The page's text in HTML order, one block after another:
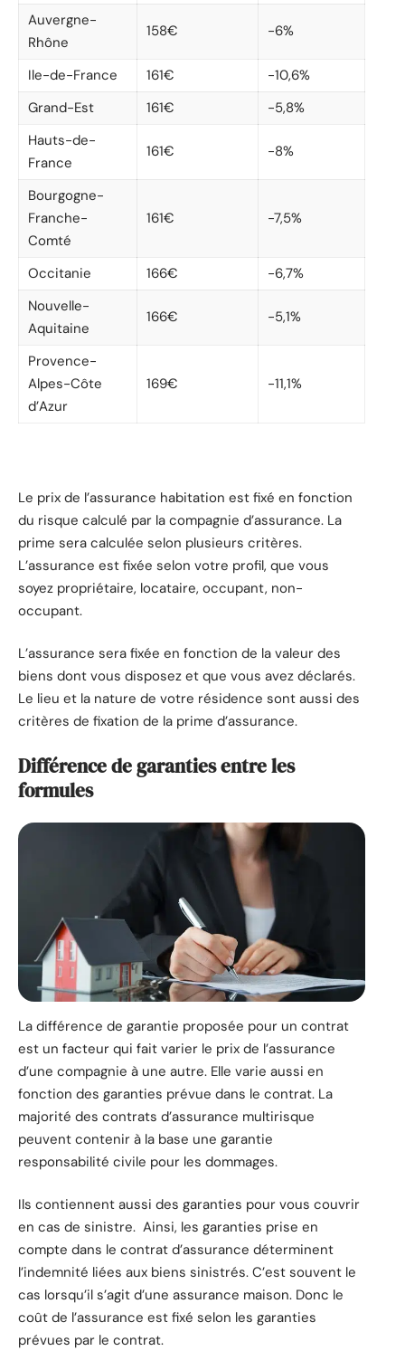
Auvergne-
Rhône
158€ -6%
Ile-de-France 161€
-10,6%
Grand-Est
161€
-5,8%
Hauts-de-
France
161€ -8%
Bourgogne-
Franche-
Comté
161€ -7,5%
Occitanie 166€
-6,7%
Nouvelle-
Aquitaine
166€ -5,1%
Provence-
Alpes-Côte
d’Azur
169€ -11,1%
Le prix de l’assurance habitation est fixé en fonction
du risque calculé par la compagnie d’assurance. La
prime sera calculée selon plusieurs critères.
L’assurance est fixée selon votre profil, que vous
soyez propriétaire, locataire, occupant, non-
occupant.
L’assurance sera fixée en fonction de la valeur des
biens dont vous disposez et que vous avez déclarés.
Le lieu et la nature de votre résidence sont aussi des
critères de fixation de la prime d’assurance.
Différence de garanties entre les
formules
La différence de garantie proposée pour un contrat
est un facteur qui fait varier le prix de l’assurance
d’une compagnie à une autre. Elle varie aussi en
fonction des garanties prévue dans le contrat. La
majorité des contrats d’assurance multirisque
peuvent contenir à la base une garantie
responsabilité civile pour les dommages.
Ils contiennent aussi des garanties pour vous couvrir
en cas de sinistre. Ainsi, les garanties prise en
compte dans le contrat d’assurance déterminent
l’indemnité liées aux biens sinistrés. C’est souvent le
cas lorsqu’il s’agit d’une assurance maison. Donc le
coût de l’assurance est fixé selon les garanties
prévues par le contrat.